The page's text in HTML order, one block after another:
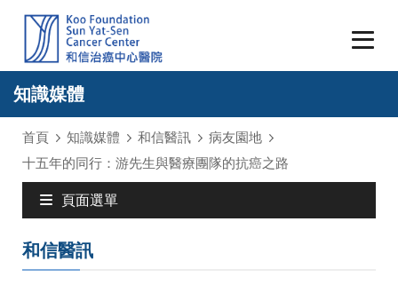
知識媒體
首頁 知識媒體 和信醫訊
病友園地
十五年的同行：游先生與醫療團隊的抗癌之路
頁面選單
和信醫訊